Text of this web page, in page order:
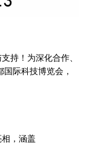
持！为深化合作、
际科技博览会，
，涵盖